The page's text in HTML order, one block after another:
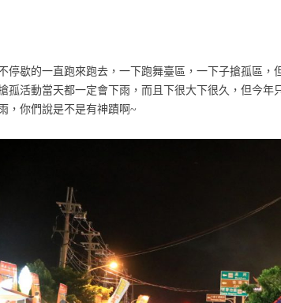
停歇的一直跑來跑去，一下跑舞臺區，一下子搶孤區
孤活動當天都一定會下雨，而且下很大下很久，但今年
，你們說是不是有神蹟啊~